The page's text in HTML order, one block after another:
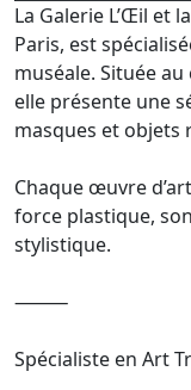
La Galerie L’Œil et
Paris, est
muséale. Située
elle présente une
masques et objets
Chaque œuvre
force plastique,
stylistique.
⸻
Spécialiste en Art